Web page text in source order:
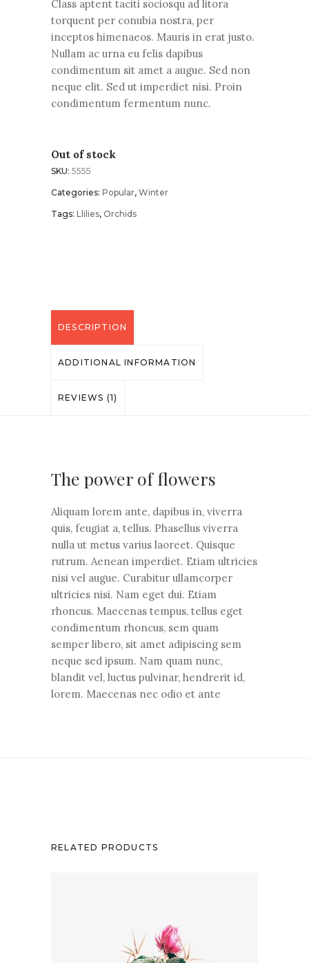
Class aptent taciti sociosqu ad litora
torquent per conubia nostra, per
inceptos himenaeos. Mauris in erat justo.
Nullam ac urna eu felis dapibus
condimentum sit amet a augue. Sed non
neque elit. Sed ut imperdiet nisi. Proin
condimentum fermentum nunc.
Out of stock
SKU: 5555
Categories: Popular, Winter
Tags: Llilies, Orchids
DESCRIPTION
ADDITIONAL INFORMATION
REVIEWS (1)
The power of flowers
Aliquam lorem ante, dapibus in, viverra
quis, feugiat a, tellus. Phasellus viverra
nulla ut metus varius laoreet. Quisque
rutrum. Aenean imperdiet. Etiam ultricies
nisi vel augue. Curabitur ullamcorper
ultricies nisi. Nam eget dui. Etiam
rhoncus. Maecenas tempus, tellus eget
condimentum rhoncus, sem quam
semper libero, sit amet adipiscing sem
neque sed ipsum. Nam quam nunc,
blandit vel, luctus pulvinar, hendrerit id,
lorem. Maecenas nec odio et ante
RELATED PRODUCTS